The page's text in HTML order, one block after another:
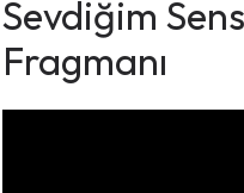
Sevdiğim
Fragmanı